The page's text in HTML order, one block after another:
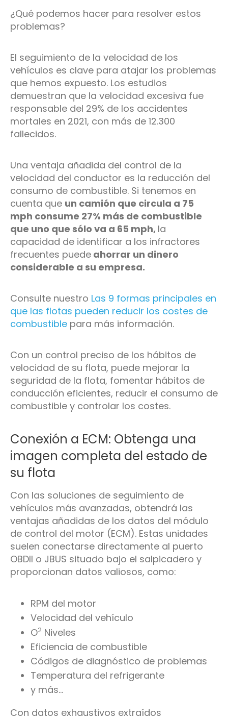
¿Qué podemos hacer para resolver estos
problemas?
El seguimiento de la velocidad de los
vehículos es clave para atajar los problemas
que hemos expuesto. Los estudios
demuestran que la velocidad excesiva fue
responsable del 29% de los accidentes
mortales en 2021, con más de 12.300
fallecidos.
Una ventaja añadida del control de la
velocidad del conductor es la reducción del
consumo de combustible. Si tenemos en
cuenta que un camión que circula a 75
mph consume 27% más de combustible
que uno que sólo va a 65 mph, la
capacidad de identificar a los infractores
frecuentes puede ahorrar un dinero
considerable a su empresa.
Consulte nuestro Las 9 formas principales en
que las flotas pueden reducir los costes de
combustible para más información.
Con un control preciso de los hábitos de
velocidad de su flota, puede mejorar la
seguridad de la flota, fomentar hábitos de
conducción eficientes, reducir el consumo de
combustible y controlar los costes.
Conexión a ECM: Obtenga una
imagen completa del estado de
su flota
Con las soluciones de seguimiento de
vehículos más avanzadas, obtendrá las
ventajas añadidas de los datos del módulo
de control del motor (ECM). Estas unidades
suelen conectarse directamente al puerto
OBDII o JBUS situado bajo el salpicadero y
proporcionan datos valiosos, como:
RPM del motor
Velocidad del vehículo
O2 Niveles
Eficiencia de combustible
Códigos de diagnóstico de problemas
Temperatura del refrigerante
y más...
Con datos exhaustivos extraídos